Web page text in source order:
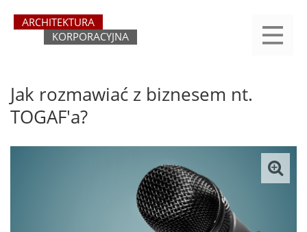
yasne
main
Jak rozmawiać z biznesem nt.
TOGAF'a?